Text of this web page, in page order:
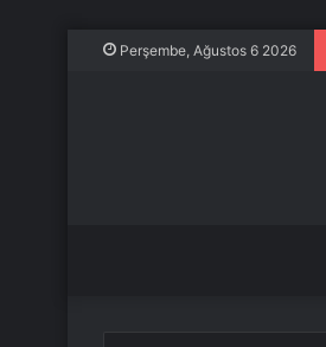
Perşembe, Ağustos 6 2026